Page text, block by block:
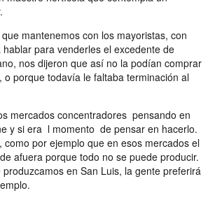
mantenemos con los mayoristas, con
para venderles el excedente de
nos dijeron que así no la podían comprar
o porque todavía le faltaba terminación al
mercados concentradores pensando en
y si era l momento de pensar en hacerlo.
como por ejemplo que en esos mercados el
afuera porque todo no se puede producir.
en San Luis, la gente preferirá